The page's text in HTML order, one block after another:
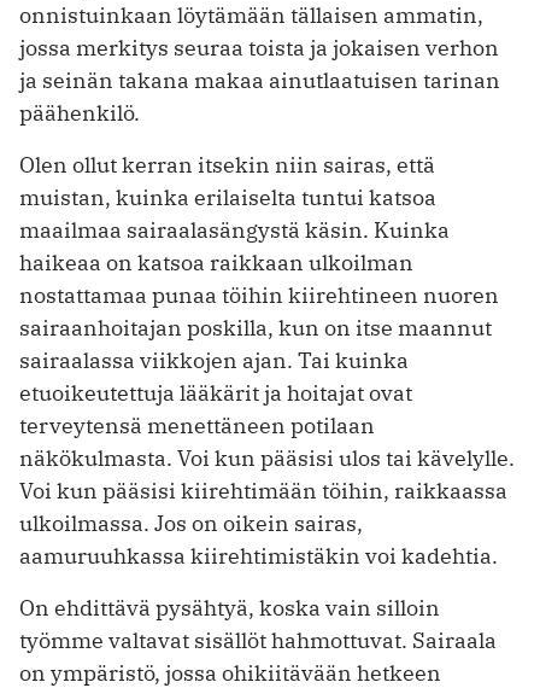
onnistuinkaan löytämään tällaisen ammatin,
jossa merkitys seuraa toista ja jokaisen verhon
ja seinän takana makaa ainutlaatuisen tarinan
päähenkilö.
Olen ollut kerran itsekin niin sairas, että
muistan, kuinka erilaiselta tuntui katsoa
maailmaa sairaalasängystä käsin. Kuinka
haikeaa on katsoa raikkaan ulkoilman
nostattamaa punaa töihin kiirehtineen nuoren
sairaanhoitajan poskilla, kun on itse maannut
sairaalassa viikkojen ajan. Tai kuinka
etuoikeutettuja lääkärit ja hoitajat ovat
terveytensä menettäneen potilaan
näkökulmasta. Voi kun pääsisi ulos tai kävelylle.
Voi kun pääsisi kiirehtimään töihin, raikkaassa
ulkoilmassa. Jos on oikein sairas,
aamuruuhkassa kiirehtimistäkin voi kadehtia.
On ehdittävä pysähtyä, koska vain silloin
työmme valtavat sisällöt hahmottuvat. Sairaala
on ympäristö, jossa ohikiitävään hetkeen